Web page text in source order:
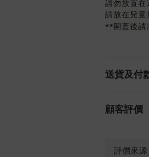
請勿放置在
請放在兒童
**開蓋後請
送貨及付
顧客評價